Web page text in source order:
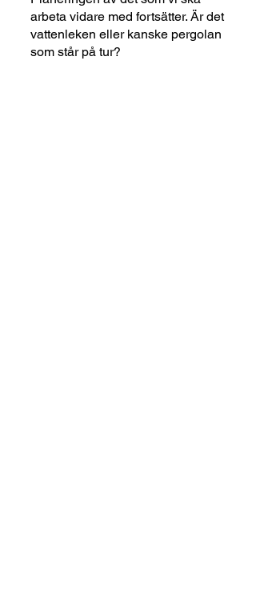
arbeta vidare med fortsätter. Är det
vattenleken eller kanske pergolan
som står på tur?